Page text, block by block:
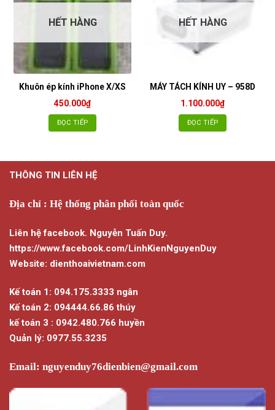
HẾT HÀNG
Khuôn ép kính iPhone X/XS
450.000₫
ĐỌC TIẾP
HẾT HÀNG
MÁY TÁCH KÍNH UY – 958D
1.100.000₫
ĐỌC TIẾP
THÔNG TIN LIÊN HỆ
Địa chỉ : Hệ thống phân phối toàn quốc
Liên hệ facebook. Nguyễn Tuấn Duy.
https://www.facebook.com/LinhKienNguyenDuy
Website: dienthoaivietnam.com
Kế toán 1: 094.175.3333 ngân
Kế toán 2: 094444.66.86 thúy
kế toán 3 : 0942.480.766 huyền
Quản lý: 0977.55.3235
Email: nguyenduy76dienbien@gmail.com